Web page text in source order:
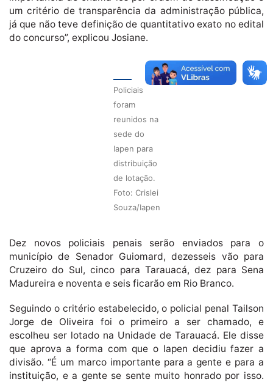
um critério de transparência da administração pública,
já que não teve definição de quantitativo exato no edital
do concurso”, explicou Josiane.
Policiais
foram
reunidos na
sede do
Iapen para
distribuição
de lotação.
Foto: Crislei
Souza/Iapen
Dez novos policiais penais serão enviados para o
município de Senador Guiomard, dezesseis vão para
Cruzeiro do Sul, cinco para Tarauacá, dez para Sena
Madureira e noventa e seis ficarão em Rio Branco.
Seguindo o critério estabelecido, o policial penal Tailson
Jorge de Oliveira foi o primeiro a ser chamado, e
escolheu ser lotado na Unidade de Tarauacá. Ele disse
que aprova a forma com que o Iapen decidiu fazer a
divisão. “É um marco importante para a gente e para a
instituição, e a gente se sente muito honrado por isso.